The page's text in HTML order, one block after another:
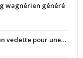
wagnérien généré
vedette pour une…